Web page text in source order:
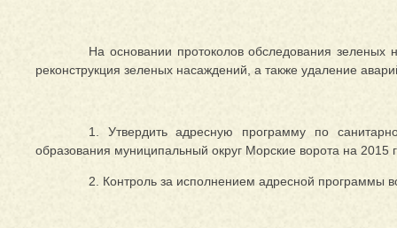
На основании протоколов обследования зеленых
реконструкция зеленых насаждений, а также удаление
1. Утвердить адресную программу по
образования муниципальный округ Морские ворота на
2. Контроль за исполнением адресной программы